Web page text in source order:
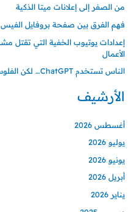
ن
:
من الصفر إلى إعلانات ميتا الذكية
فهم الفرق بين صفحة بروفايل الفيس
إعدادات يوتيوب الخفية التي تقتل
الأعمال
الناس تستخدم ChatGPT… لكن الفلوس الحقيقية في الـ API 🤯
الأرشيف
أغسطس 2026
يوليو 2026
يونيو 2026
أبريل 2026
يناير 2026